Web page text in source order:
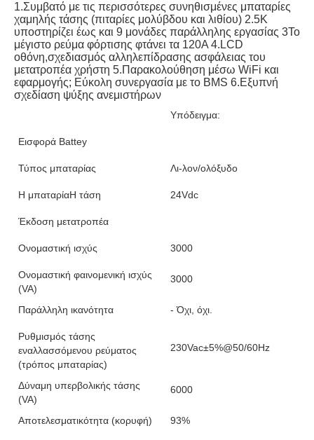
1.Συμβατό με τις περισσότερες συνηθισμένες μπαταρίες
χαμηλής τάσης (πιταρίες μολύβδου και λιθίου) 2.5K
υποστηρίζει έως και 9 μονάδες παράλληλης εργασίας 3Το
μέγιστο ρεύμα φόρτισης φτάνει τα 120A 4.LCD
οθόνη,σχεδιασμός αλληλεπίδρασης ασφάλειας του
μετατροπέα χρήστη 5.Παρακολούθηση μέσω WiFi και
εφαρμογής; Εύκολη συνεργασία με το BMS 6.Εξυπνή
σχεδίαση ψύξης ανεμιστήρων
Υπόδειγμα:
Εισφορά Battey
Τύπος μπαταρίας Λι-λον/ολόξυδο
Η μπαταρίαΗ τάση 24Vdc
Έκδοση μετατροπέα
Ονομαστική ισχύς 3000
Ονομαστική φαινομενική ισχύς
(VA)
3000
Παράλληλη ικανότητα - Όχι, όχι.
Ρυθμισμός τάσης
εναλλασσόμενου ρεύματος
(τρόπος μπαταρίας)
230Vac±5%@50/60Hz
Δύναμη υπερβολικής τάσης
(VA)
6000
Αποτελεσματικότητα (κορυφή) 93%